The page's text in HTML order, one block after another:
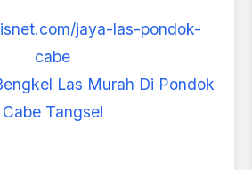
jaya-las-pondok-
cabe
Las Murah Di Pondok
Cabe Tangsel